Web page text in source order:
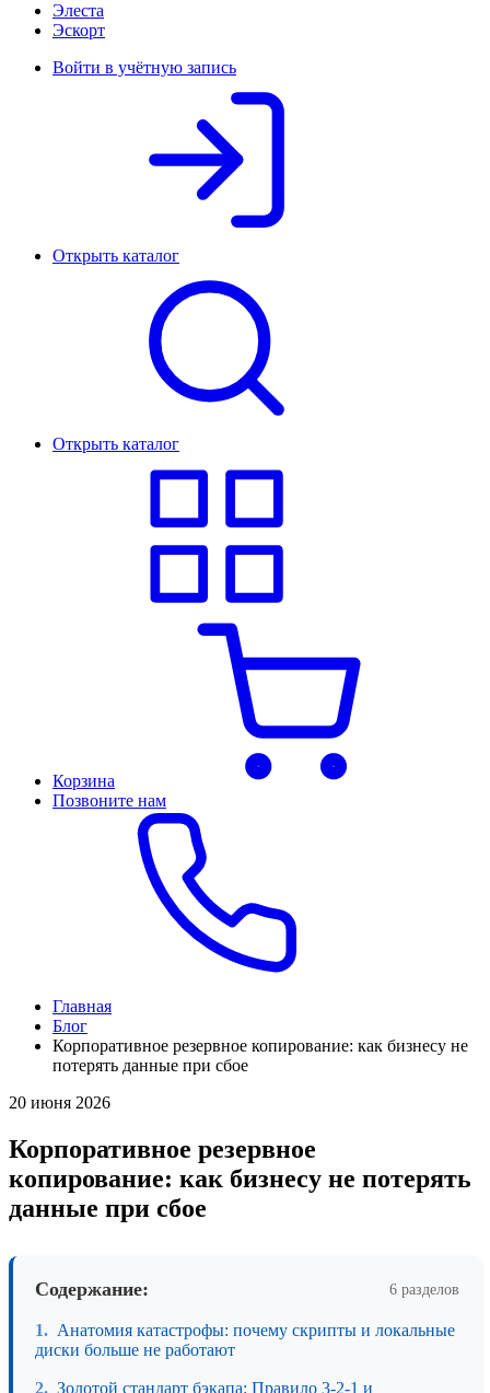
Элеста
Эскорт
Войти в учётную запись
Открыть каталог
Открыть каталог
Корзина
Позвоните нам
Главная
Блог
Корпоративное резервное копирование: как бизнесу не
потерять данные при сбое
20 июня 2026
Корпоративное резервное
копирование: как бизнесу не потерять
данные при сбое
Содержание: 6 разделов
Анатомия катастрофы: почему скрипты и локальные
диски больше не работают
Золотой стандарт бэкапа: Правило 3-2-1 и